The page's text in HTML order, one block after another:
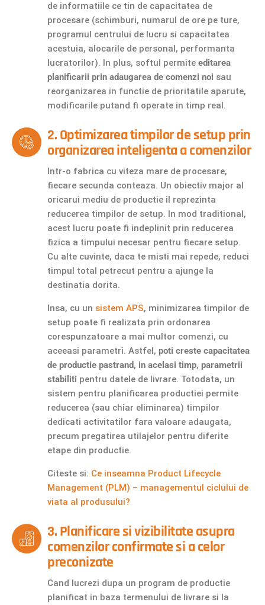
de informatiile ce tin de capacitatea de
procesare (schimburi, numarul de ore pe ture,
programul centrului de lucru si capacitatea
acestuia, alocarile de personal, performanta
lucratorilor). In plus, softul permite editarea
planificarii prin adaugarea de comenzi noi sau
reorganizarea in functie de prioritatile aparute,
modificarile putand fi operate in timp real.
2. Optimizarea timpilor de setup prin
organizarea inteligenta a comenzilor
Intr-o fabrica cu viteza mare de procesare,
fiecare secunda conteaza. Un obiectiv major al
oricarui mediu de productie il reprezinta
reducerea timpilor de setup. In mod traditional,
acest lucru poate fi indeplinit prin reducerea
fizica a timpului necesar pentru fiecare setup.
Cu alte cuvinte, daca te misti mai repede, reduci
timpul total petrecut pentru a ajunge la
destinatia dorita.
Insa, cu un sistem APS, minimizarea timpilor de
setup poate fi realizata prin ordonarea
corespunzatoare a mai multor comenzi, cu
aceeasi parametri. Astfel, poti creste capacitatea
de productie pastrand, in acelasi timp, parametrii
stabiliti pentru datele de livrare. Totodata, un
sistem pentru planificarea productiei permite
reducerea (sau chiar eliminarea) timpilor
dedicati activitatilor fara valoare adaugata,
precum pregatirea utilajelor pentru diferite
etape din productie.
Citeste si: Ce inseamna Product Lifecycle
Management (PLM) – managementul ciclului de
viata al produsului?
3. Planificare si vizibilitate asupra
comenzilor confirmate si a celor
preconizate
Cand lucrezi dupa un program de productie
planificat in baza termenului de livrare si la